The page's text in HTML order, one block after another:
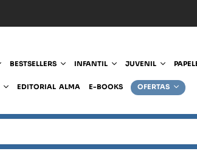
BESTSELLERS INFANTIL JUVENIL
EDITORIAL ALMA E-BOOKS OFERTAS